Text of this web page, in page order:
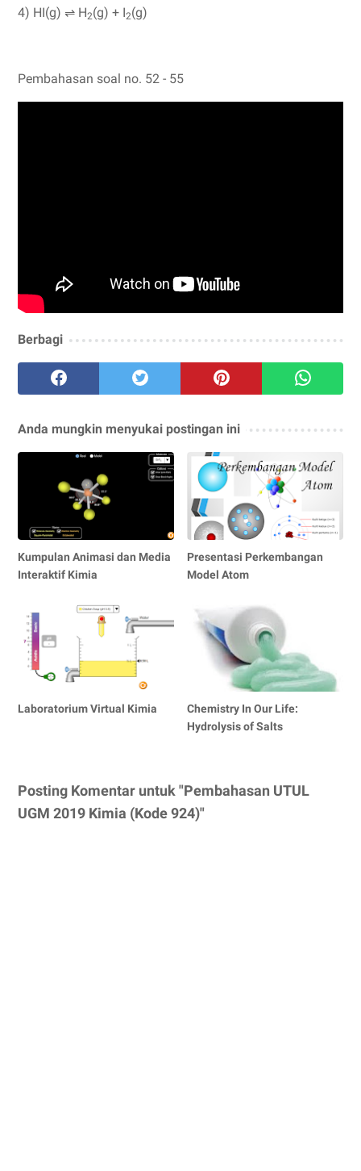
4) HI(g) ⇌ H2(g) + I2(g)
Pembahasan soal no. 52 - 55
Berbagi
Anda mungkin menyukai postingan ini
Kumpulan Animasi dan Media
Interaktif Kimia
Presentasi Perkembangan
Model Atom
Laboratorium Virtual Kimia
Chemistry In Our Life:
Hydrolysis of Salts
Posting Komentar untuk "Pembahasan UTUL
UGM 2019 Kimia (Kode 924)"